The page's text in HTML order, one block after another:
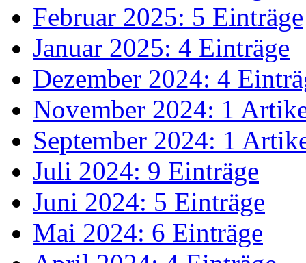
Februar 2025: 5 Einträge
Januar 2025: 4 Einträge
Dezember 2024: 4
November 2024: 1
September 2024: 1
Juli 2024: 9 Einträge
Juni 2024: 5 Einträge
Mai 2024: 6 Einträge